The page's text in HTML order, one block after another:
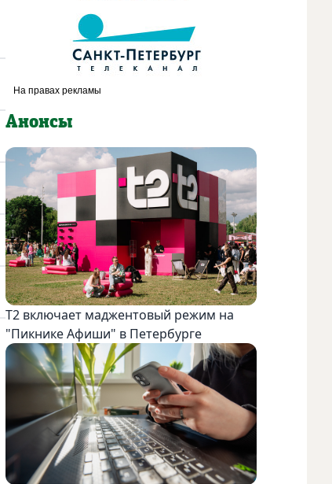
Анонсы
Т2 включает маджентовый режим на
"Пикнике Афиши" в Петербурге